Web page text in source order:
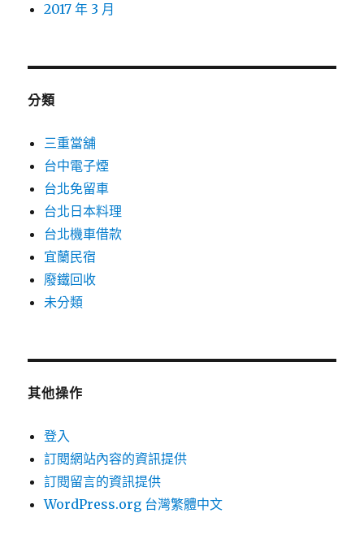
2017 年 3 月
分類
三重當舖
台中電子煙
台北免留車
台北日本料理
台北機車借款
宜蘭民宿
廢鐵回收
未分類
其他操作
登入
訂閱網站內容的資訊提供
訂閱留言的資訊提供
WordPress.org 台灣繁體中文